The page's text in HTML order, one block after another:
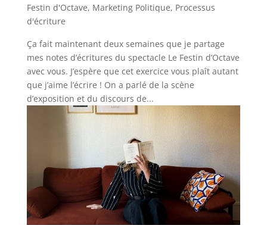
Festin d'Octave, Marketing Politique, Processus
d'écriture
Ça fait maintenant deux semaines que je partage
mes notes d’écritures du spectacle Le Festin d’Octave
avec vous. J’espère que cet exercice vous plaît autant
que j’aime l’écrire ! On a parlé de la scène
d’exposition et du discours de...